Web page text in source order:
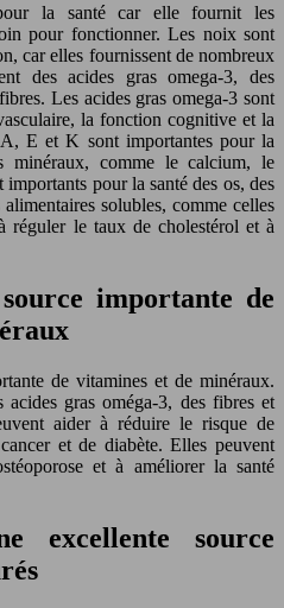
la santé car elle fournit les
pour fonctionner. Les noix sont
car elles fournissent de nombreux
des acides gras omega-3, des
Les acides gras omega-3 sont
la fonction cognitive et la
E et K sont importantes pour la
comme le calcium, le
pour la santé des os, des
solubles, comme celles
réguler le taux de cholestérol et à
importante de
de vitamines et de minéraux.
acides gras oméga-3, des fibres et
aider à réduire le risque de
et de diabète. Elles peuvent
et à améliorer la santé
excellente source